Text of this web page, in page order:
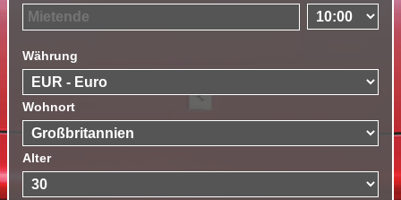
Währung
Wohnort
Alter